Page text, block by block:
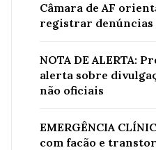
Câmara de AF
registrar denúncias
NOTA DE ALERTA:
alerta sobre
não oficiais
EMERGÊNCIA
com facão e